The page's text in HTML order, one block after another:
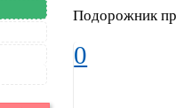
Подорожник
0